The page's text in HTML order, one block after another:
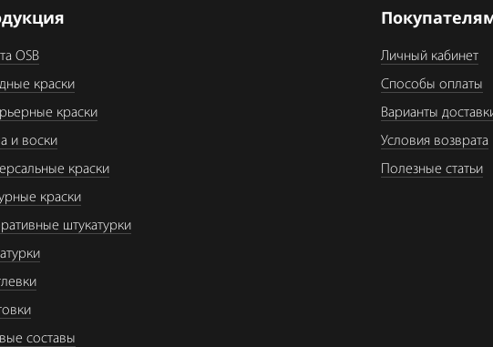
OSB
краски
краски
и воски
краски
краски
штукатурки
составы
Личный кабинет
Способы оплаты
Варианты
Условия возврата
Полезные статьи